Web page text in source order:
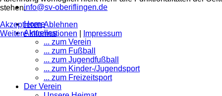
info@sv-oberiflingen.de
Home
Aktuelles
... zum Verein
... zum Fußball
... zum Jugendfußball
... zum Kinder-/Jugendsport
... zum Freizeitsport
Der Verein
stehen.
AkzeptierenAblehnen
Weitere Informationen
Impressum